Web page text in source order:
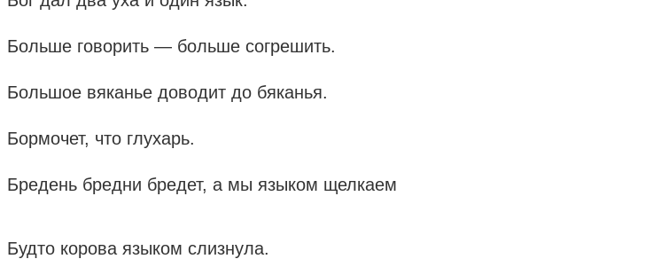
Больше говорить — больше согрешить.
Большое вяканье доводит до бяканья.
Бормочет, что глухарь.
Бредень бредни бредет, а мы языком щелкаем
Будто корова языком слизнула.